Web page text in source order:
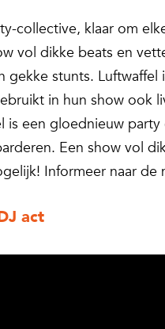
collective, klaar om
vol dikke beats en
gekke stunts. Luftwaffel
in hun show ook
is een gloednieuw
Een show vol
Informeer naar de
act